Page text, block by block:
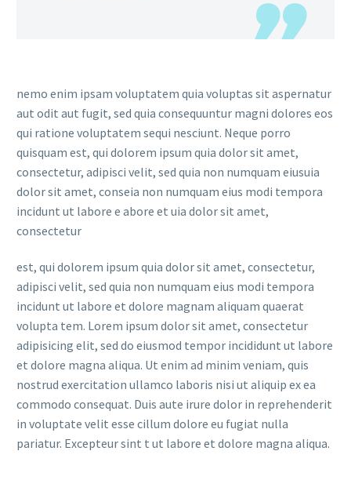
nemo enim ipsam voluptatem quia voluptas sit aspernatur
aut odit aut fugit, sed quia consequuntur magni dolores eos
qui ratione voluptatem sequi nesciunt. Neque porro
quisquam est, qui dolorem ipsum quia dolor sit amet,
consectetur, adipisci velit, sed quia non numquam eiusuia
dolor sit amet, conseia non numquam eius modi tempora
incidunt ut labore e abore et uia dolor sit amet,
consectetur
est, qui dolorem ipsum quia dolor sit amet, consectetur,
adipisci velit, sed quia non numquam eius modi tempora
incidunt ut labore et dolore magnam aliquam quaerat
volupta tem. Lorem ipsum dolor sit amet, consectetur
adipisicing elit, sed do eiusmod tempor incididunt ut labore
et dolore magna aliqua. Ut enim ad minim veniam, quis
nostrud exercitation ullamco laboris nisi ut aliquip ex ea
commodo consequat. Duis aute irure dolor in reprehenderit
in voluptate velit esse cillum dolore eu fugiat nulla
pariatur. Excepteur sint t ut labore et dolore magna aliqua.